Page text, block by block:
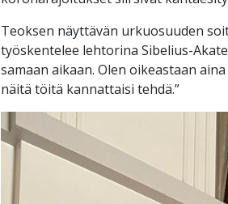
Teoksen näyttävän urkuosuuden
työskentelee lehtorina Sibelius-
samaan aikaan. Olen oikeastaan
näitä töitä kannattaisi tehdä.”